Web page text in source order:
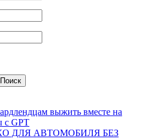
выжить вместе на
с GPT
ДЛЯ АВТОМОБИЛЯ БЕЗ